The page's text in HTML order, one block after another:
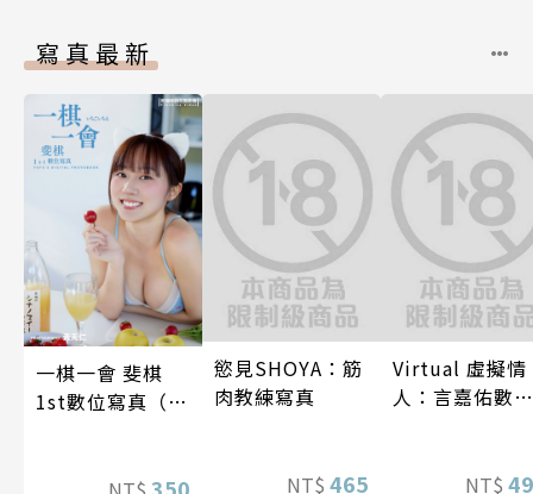
寫真最新
一棋一會 斐棋
1st數位寫真（含
慾見SHOYA：筋
肉教練寫真
NT$ 465
Virtual 虛擬情
人：言嘉佑數位
NT$